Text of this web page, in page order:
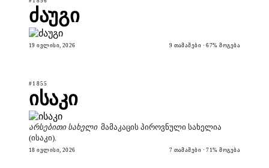
ძაუგი
19 ᲘᲕᲚᲘᲡᲘ, 2026 9 ᲗᲐᲛᲐᲨᲔᲑᲘ · 67% ᲛᲝᲒᲔᲑᲐ
#1855
ისაკი
არსებითი სახელი მამაკაცის პიროვნული სახელია
(ისაკი).
18 ᲘᲕᲚᲘᲡᲘ, 2026 7 ᲗᲐᲛᲐᲨᲔᲑᲘ · 71% ᲛᲝᲒᲔᲑᲐ